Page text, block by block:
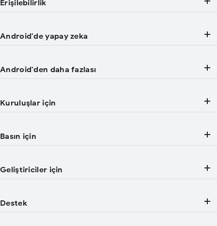
Erişilebilirlik
Android'de yapay zeka
Android'den daha fazlası
Kuruluşlar için
Basın için
Geliştiriciler için
Destek